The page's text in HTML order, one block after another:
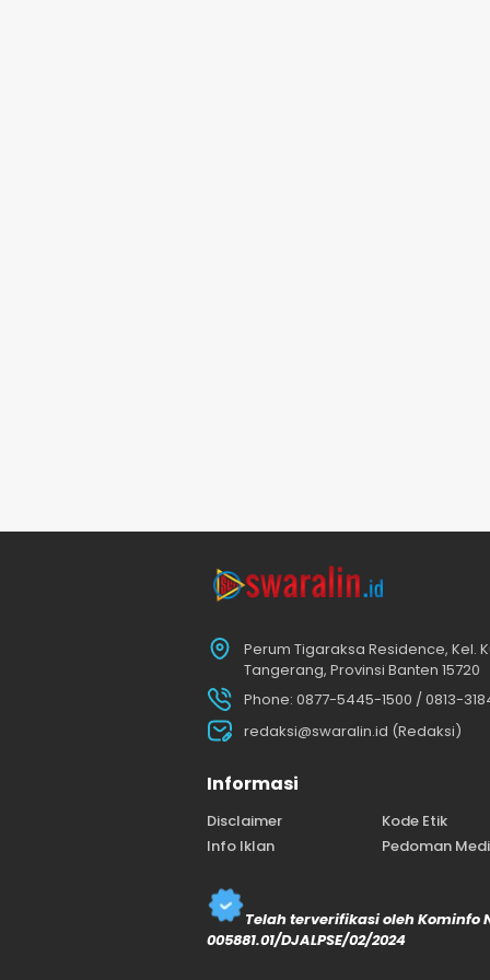
Perum Tigaraksa Residence, Kel.
Tangerang, Provinsi Banten 15720
Phone: 0877-5445-1500 / 0813-
redaksi@swaralin.id (Redaksi)
Informasi
Disclaimer
Kode Etik
Info Iklan
Pedoman
Telah terverifikasi oleh Kominfo
005881.01/DJALPSE/02/2024